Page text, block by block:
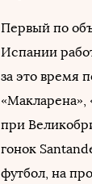
Первый по
Испании
за это время
при
гонок
футбол, на